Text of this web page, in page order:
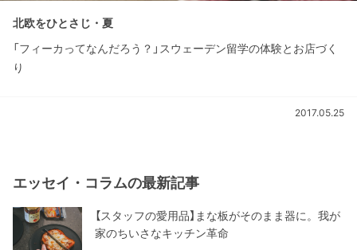
北欧をひとさじ・夏
「フィーカってなんだろう？」スウェーデン留学の体験とお店づく
り
2017.05.25
エッセイ・コラムの最新記事
【スタッフの愛用品】まな板がそのまま器に。我が
家のちいさなキッチン革命